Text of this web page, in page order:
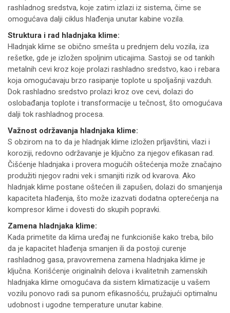
rashladnog sredstva, koje zatim izlazi iz sistema, čime se
omogućava dalji ciklus hlađenja unutar kabine vozila.
Struktura i rad hladnjaka klime:
Hladnjak klime se obično smešta u prednjem delu vozila, iza
rešetke, gde je izložen spoljnim uticajima. Sastoji se od tankih
metalnih cevi kroz koje prolazi rashladno sredstvo, kao i rebara
koja omogućavaju brzo rasipanje toplote u spoljašnji vazduh.
Dok rashladno sredstvo prolazi kroz ove cevi, dolazi do
oslobađanja toplote i transformacije u tečnost, što omogućava
dalji tok rashladnog procesa.
Važnost održavanja hladnjaka klime:
S obzirom na to da je hladnjak klime izložen prljavštini, vlazi i
koroziji, redovno održavanje je ključno za njegov efikasan rad.
Čišćenje hladnjaka i provera mogućih oštećenja može značajno
produžiti njegov radni vek i smanjiti rizik od kvarova. Ako
hladnjak klime postane oštećen ili zapušen, dolazi do smanjenja
kapaciteta hlađenja, što može izazvati dodatna opterećenja na
kompresor klime i dovesti do skupih popravki.
Zamena hladnjaka klime:
Kada primetite da klima uređaj ne funkcioniše kako treba, bilo
da je kapacitet hlađenja smanjen ili da postoji curenje
rashladnog gasa, pravovremena zamena hladnjaka klime je
ključna. Korišćenje originalnih delova i kvalitetnih zamenskih
hladnjaka klime omogućava da sistem klimatizacije u vašem
vozilu ponovo radi sa punom efikasnošću, pružajući optimalnu
udobnost i ugodne temperature unutar kabine.